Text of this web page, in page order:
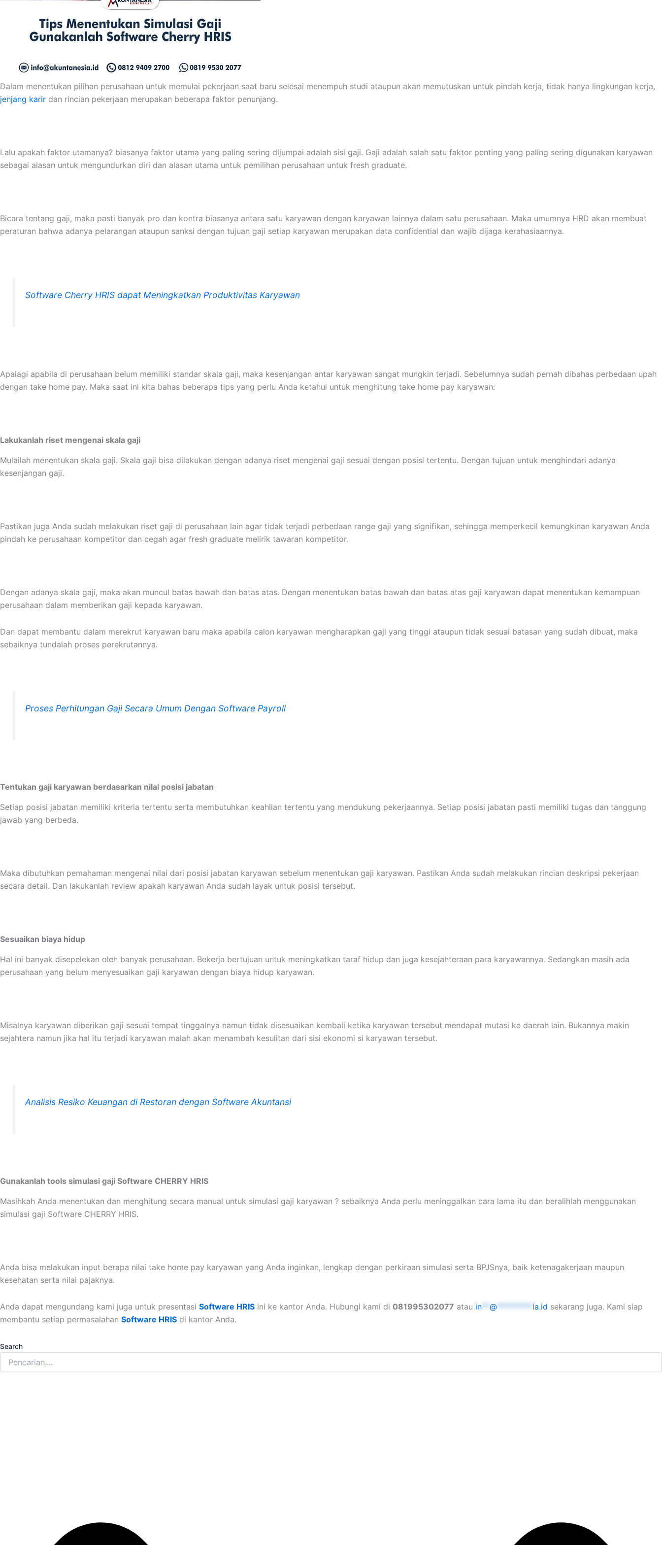
Dalam menentukan pilihan perusahaan untuk memulai pekerjaan saat baru selesai menempuh studi ataupun akan memutuskan untuk pindah kerja, tidak hanya lingkungan kerja,
jenjang karir dan rincian pekerjaan merupakan beberapa faktor penunjang.
Lalu apakah faktor utamanya? biasanya faktor utama yang paling sering dijumpai adalah sisi gaji. Gaji adalah salah satu faktor penting yang paling sering digunakan karyawan
sebagai alasan untuk mengundurkan diri dan alasan utama untuk pemilihan perusahaan untuk fresh graduate.
Bicara tentang gaji, maka pasti banyak pro dan kontra biasanya antara satu karyawan dengan karyawan lainnya dalam satu perusahaan. Maka umumnya HRD akan membuat
peraturan bahwa adanya pelarangan ataupun sanksi dengan tujuan gaji setiap karyawan merupakan data confidential dan wajib dijaga kerahasiaannya.
Software Cherry HRIS dapat Meningkatkan Produktivitas Karyawan
Apalagi apabila di perusahaan belum memiliki standar skala gaji, maka kesenjangan antar karyawan sangat mungkin terjadi. Sebelumnya sudah pernah dibahas perbedaan upah
dengan take home pay. Maka saat ini kita bahas beberapa tips yang perlu Anda ketahui untuk menghitung take home pay karyawan:
Lakukanlah riset mengenai skala gaji
Mulailah menentukan skala gaji. Skala gaji bisa dilakukan dengan adanya riset mengenai gaji sesuai dengan posisi tertentu. Dengan tujuan untuk menghindari adanya
kesenjangan gaji.
Pastikan juga Anda sudah melakukan riset gaji di perusahaan lain agar tidak terjadi perbedaan range gaji yang signifikan, sehingga memperkecil kemungkinan karyawan Anda
pindah ke perusahaan kompetitor dan cegah agar fresh graduate melirik tawaran kompetitor.
Dengan adanya skala gaji, maka akan muncul batas bawah dan batas atas. Dengan menentukan batas bawah dan batas atas gaji karyawan dapat menentukan kemampuan
perusahaan dalam memberikan gaji kepada karyawan.
Dan dapat membantu dalam merekrut karyawan baru maka apabila calon karyawan mengharapkan gaji yang tinggi ataupun tidak sesuai batasan yang sudah dibuat, maka
sebaiknya tundalah proses perekrutannya.
Proses Perhitungan Gaji Secara Umum Dengan Software Payroll
Tentukan gaji karyawan berdasarkan nilai posisi jabatan
Setiap posisi jabatan memiliki kriteria tertentu serta membutuhkan keahlian tertentu yang mendukung pekerjaannya. Setiap posisi jabatan pasti memiliki tugas dan tanggung
jawab yang berbeda.
Maka dibutuhkan pemahaman mengenai nilai dari posisi jabatan karyawan sebelum menentukan gaji karyawan. Pastikan Anda sudah melakukan rincian deskripsi pekerjaan
secara detail. Dan lakukanlah review apakah karyawan Anda sudah layak untuk posisi tersebut.
Sesuaikan biaya hidup
Hal ini banyak disepelekan oleh banyak perusahaan. Bekerja bertujuan untuk meningkatkan taraf hidup dan juga kesejahteraan para karyawannya. Sedangkan masih ada
perusahaan yang belum menyesuaikan gaji karyawan dengan biaya hidup karyawan.
Misalnya karyawan diberikan gaji sesuai tempat tinggalnya namun tidak disesuaikan kembali ketika karyawan tersebut mendapat mutasi ke daerah lain. Bukannya makin
sejahtera namun jika hal itu terjadi karyawan malah akan menambah kesulitan dari sisi ekonomi si karyawan tersebut.
Analisis Resiko Keuangan di Restoran dengan Software Akuntansi
Gunakanlah tools simulasi gaji Software CHERRY HRIS
Masihkah Anda menentukan dan menghitung secara manual untuk simulasi gaji karyawan ? sebaiknya Anda perlu meninggalkan cara lama itu dan beralihlah menggunakan
simulasi gaji Software CHERRY HRIS.
Anda bisa melakukan input berapa nilai take home pay karyawan yang Anda inginkan, lengkap dengan perkiraan simulasi serta BPJSnya, baik ketenagakerjaan maupun
kesehatan serta nilai pajaknya.
Anda dapat mengundang kami juga untuk presentasi Software HRIS ini ke kantor Anda. Hubungi kami di 081995302077 atau in ** @ ********* ia.id sekarang juga. Kami siap
membantu setiap permasalahan Software HRIS di kantor Anda.
Search